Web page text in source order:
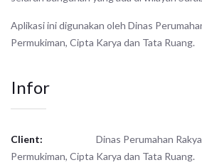
Aplikasi ini digunakan oleh Dinas
Permukiman, Cipta Karya dan Tata Ruang.
Infor
Client:
Dinas Perumahan
Permukiman, Cipta Karya dan Tata Ruang.